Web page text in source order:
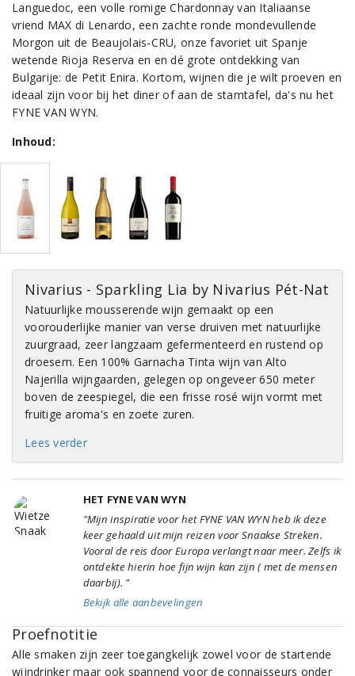
Languedoc, een volle romige Chardonnay van Italiaanse
vriend MAX di Lenardo, een zachte ronde mondevullende
Morgon uit de Beaujolais-CRU, onze favoriet uit Spanje
wetende Rioja Reserva en en dé grote ontdekking van
Bulgarije: de Petit Enira. Kortom, wijnen die je wilt proeven en
ideaal zijn voor bij het diner of aan de stamtafel, da's nu het
FYNE VAN WYN.
Inhoud:
Nivarius - Sparkling Lia by Nivarius Pét-Nat
Natuurlijke mousserende wijn gemaakt op een
voorouderlijke manier van verse druiven met natuurlijke
zuurgraad, zeer langzaam gefermenteerd en rustend op
droesem. Een 100% Garnacha Tinta wijn van Alto
Najerilla wijngaarden, gelegen op ongeveer 650 meter
boven de zeespiegel, die een frisse rosé wijn vormt met
fruitige aroma's en zoete zuren.
Lees verder
HET FYNE VAN WYN
"Mijn inspiratie voor het FYNE VAN WYN heb ik deze
keer gehaald uit mijn reizen voor Snaakse Streken.
Vooral de reis door Europa verlangt naar meer. Zelfs ik
ontdekte hierin hoe fijn wijn kan zijn ( met de mensen
daarbij). "
Bekijk alle aanbevelingen
Proefnotitie
Alle smaken zijn zeer toegangkelijk zowel voor de startende
wijndrinker maar ook spannend voor de connaisseurs onder